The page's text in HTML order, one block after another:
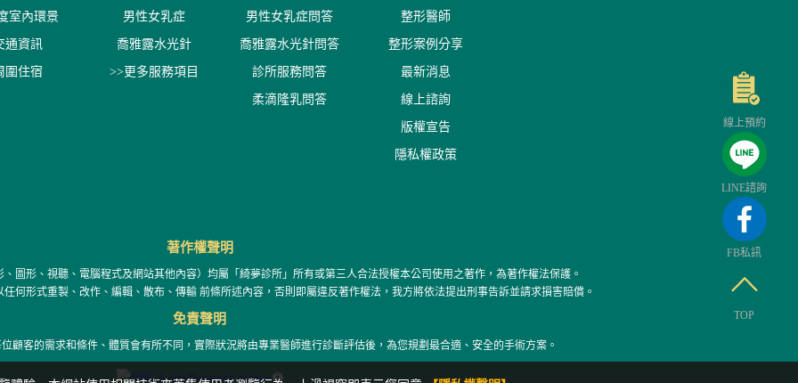
室內環景
通資訊
圍住宿
男性女乳症
喬雅露水光針
>>更多服務項目
男性女乳症問答
喬雅露水光針問答
診所服務問答
柔滴隆乳問答
整形醫師
整形案例分享
最新消息
線上諮詢
版權宣告
隱私權政策
著作權聲明
圖形、視聽、電腦程式及網站其他內容）均屬「綺夢診所」所有或第三人合法授權本公司使用之著作，為著作權法保護。
何形式重製、改作、編輯、散布、傳輸 前條所述內容，否則即屬違反著作權法，我方將依法提出刑事告訴並請求損害賠償。
免責聲明
顧客的需求和條件、體質會有所不同，實際狀況將由專業醫師進行診斷評估後，為您規劃最合適、安全的手術方案。
線上預約
LINE諮詢
FB私訊
TOP